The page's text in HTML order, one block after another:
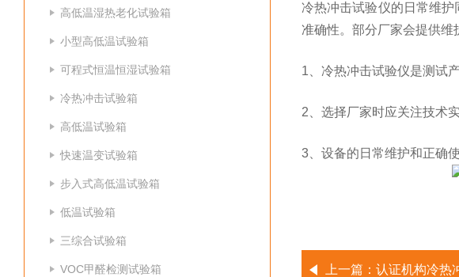
高低温湿热老化试验箱
小型高低温试验箱
可程式恒温恒湿试验箱
冷热冲击试验箱
高低温试验箱
快速温变试验箱
步入式高低温试验箱
低温试验箱
三综合试验箱
VOC甲醛检测试验箱
冷热冲击试验仪的日常维
准确性。部分厂家会提供维
1、冷热冲击试验仪是测试
2、选择厂家时应关注技术
3、设备的日常维护和正确
上一篇： 认证机构冷热